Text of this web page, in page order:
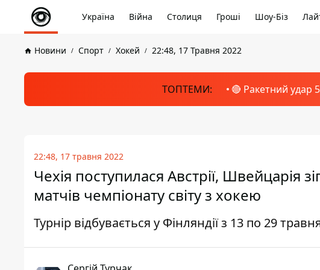
Україна Війна Столиця Гроші Шоу-Біз
Новини Спорт Хокей 22:48, 17 Травня 2022
ТОПТЕМИ: 🔴 Ракетний удар
22:48, 17 травня 2022
Чехія поступилася Австрії, Швейцарія
матчів чемпіонату світу з хокею
Турнір відбувається у Фінляндії з 13 по 29